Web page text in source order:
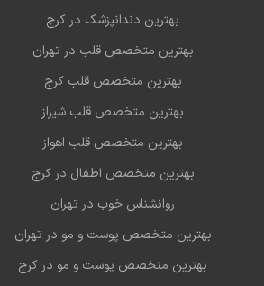
بهترین دندانپزشک در کرج
بهترین متخصص قلب در تهران
بهترین متخصص قلب کرج
بهترین متخصص قلب شیراز
بهترین متخصص قلب اهواز
بهترین متخصص اطفال در کرج
روانشناس خوب در تهران
بهترین متخصص پوست و مو در تهران
بهترین متخصص پوست و مو در کرج